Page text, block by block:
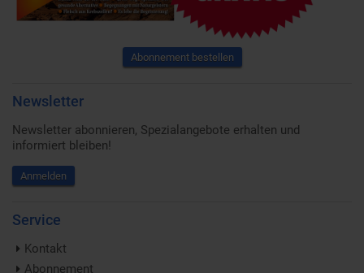
Abonnement bestellen
Newsletter
Newsletter abonnieren, Spezialangebote erhalten und
informiert bleiben!
Anmelden
Service
Kontakt
Abonnement